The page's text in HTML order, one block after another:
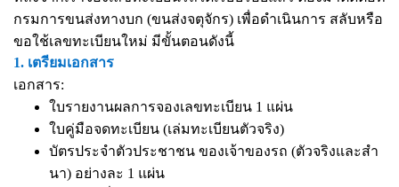
กรมการขนส่งทางบก (ขนส่งจตุจักร) เพื่อดำเนินการ สลับหรือ
ขอใช้เลขทะเบียนใหม่ มีขั้นตอนดังนี้
1. เตรียมเอกสาร
เอกสาร:
ใบรายงานผลการจองเลขทะเบียน 1 แผ่น
ใบคู่มือจดทะเบียน (เล่มทะเบียนตัวจริง)
บัตรประจำตัวประชาชน ของเจ้าของรถ (ตัวจริงและสำ
นา) อย่างละ 1 แผ่น